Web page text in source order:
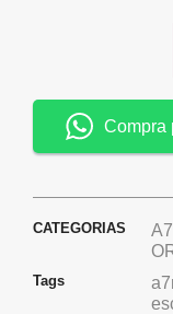
Compra
CATEGORIAS
Tags